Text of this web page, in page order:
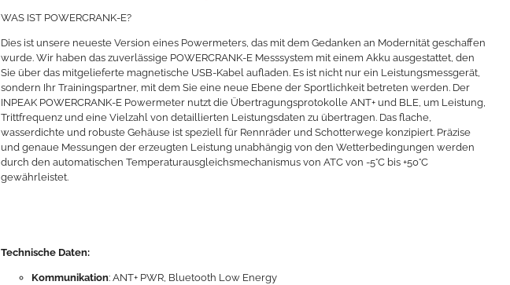
WAS IST POWERCRANK-E?
Dies ist unsere neueste Version eines Powermeters, das mit dem Gedanken an Modernität geschaffen
wurde. Wir haben das zuverlässige POWERCRANK-E Messsystem mit einem Akku ausgestattet, den
Sie über das mitgelieferte magnetische USB-Kabel aufladen. Es ist nicht nur ein Leistungsmessgerät,
sondern Ihr Trainingspartner, mit dem Sie eine neue Ebene der Sportlichkeit betreten werden. Der
INPEAK POWERCRANK-E Powermeter nutzt die Übertragungsprotokolle ANT+ und BLE, um Leistung,
Trittfrequenz und eine Vielzahl von detaillierten Leistungsdaten zu übertragen. Das flache,
wasserdichte und robuste Gehäuse ist speziell für Rennräder und Schotterwege konzipiert. Präzise
und genaue Messungen der erzeugten Leistung unabhängig von den Wetterbedingungen werden
durch den automatischen Temperaturausgleichsmechanismus von ATC von -5°C bis +50°C
gewährleistet.
Technische Daten:
Kommunikation: ANT+ PWR, Bluetooth Low Energy